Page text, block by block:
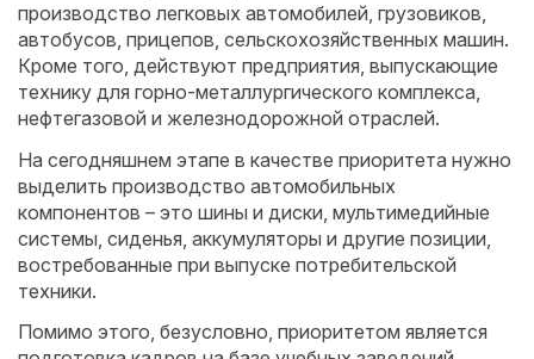
производство легковых автомобилей, грузовиков,
автобусов, прицепов, сельскохозяйственных машин.
Кроме того, действуют предприятия, выпус­кающие
технику для горно-металлургического комплекса,
неф­тегазовой и железнодорожной отраслей.
На сегодняшнем этапе в качест­ве приоритета нужно
выделить производство автомобильных
компонентов – это шины и дис­ки, мультимедийные
системы, сиденья, аккумуляторы и другие позиции,
востребованные при выпуске потребительской
техники.
Помимо этого, безусловно, ­приоритетом является